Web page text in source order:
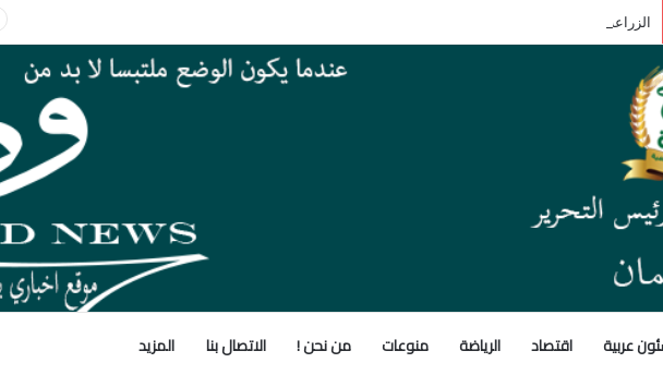
الزراعة” تنشر تقريرًا بأنشطة معامل ومعاهد البحوث الزراعية بالأسبوع الأول من أغسطس 2026
عربية اقتصاد الرياضة منوعات من نحن ! الاتصال بنا المزيد